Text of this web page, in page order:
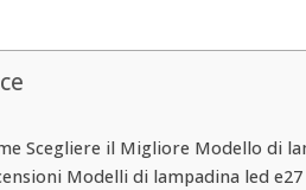
Scegliere il Migliore Modello di
Modelli di lampadina led e27